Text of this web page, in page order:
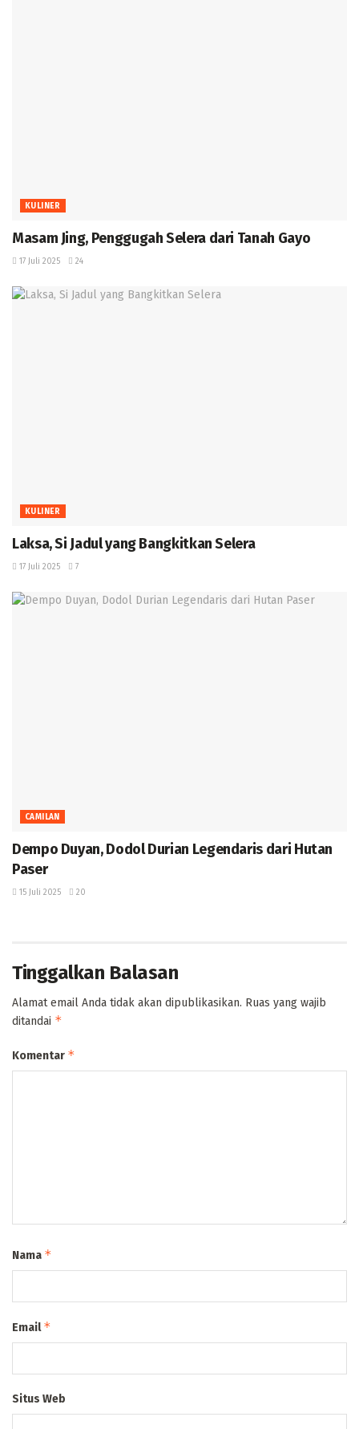
KULINER
Masam Jing, Penggugah Selera dari Tanah Gayo
17 Juli 2025 24
KULINER
Laksa, Si Jadul yang Bangkitkan Selera
17 Juli 2025 7
CAMILAN
Dempo Duyan, Dodol Durian Legendaris dari Hutan
Paser
15 Juli 2025 20
Tinggalkan Balasan
Alamat email Anda tidak akan dipublikasikan. Ruas yang wajib
ditandai *
Komentar *
Nama *
Email*
Situs Web